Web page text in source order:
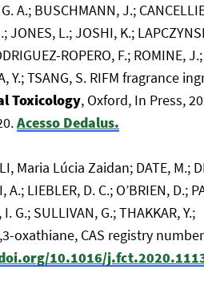
A.; BUSCHMANN, J.;
JONES, L.; JOSHI, K.;
ROPERO, F.; ROMINE, J.;
Y.; TSANG, S. RIFM fragrance
Toxicology, Oxford, In Press,
Acesso Dedalus.
Maria Lúcia Zaidan; DATE, M.;
LIEBLER, D. C.; O’BRIEN, D.;
G.; SULLIVAN, G.; THAKKAR, Y.;
oxathiane, CAS registry
10.1016/